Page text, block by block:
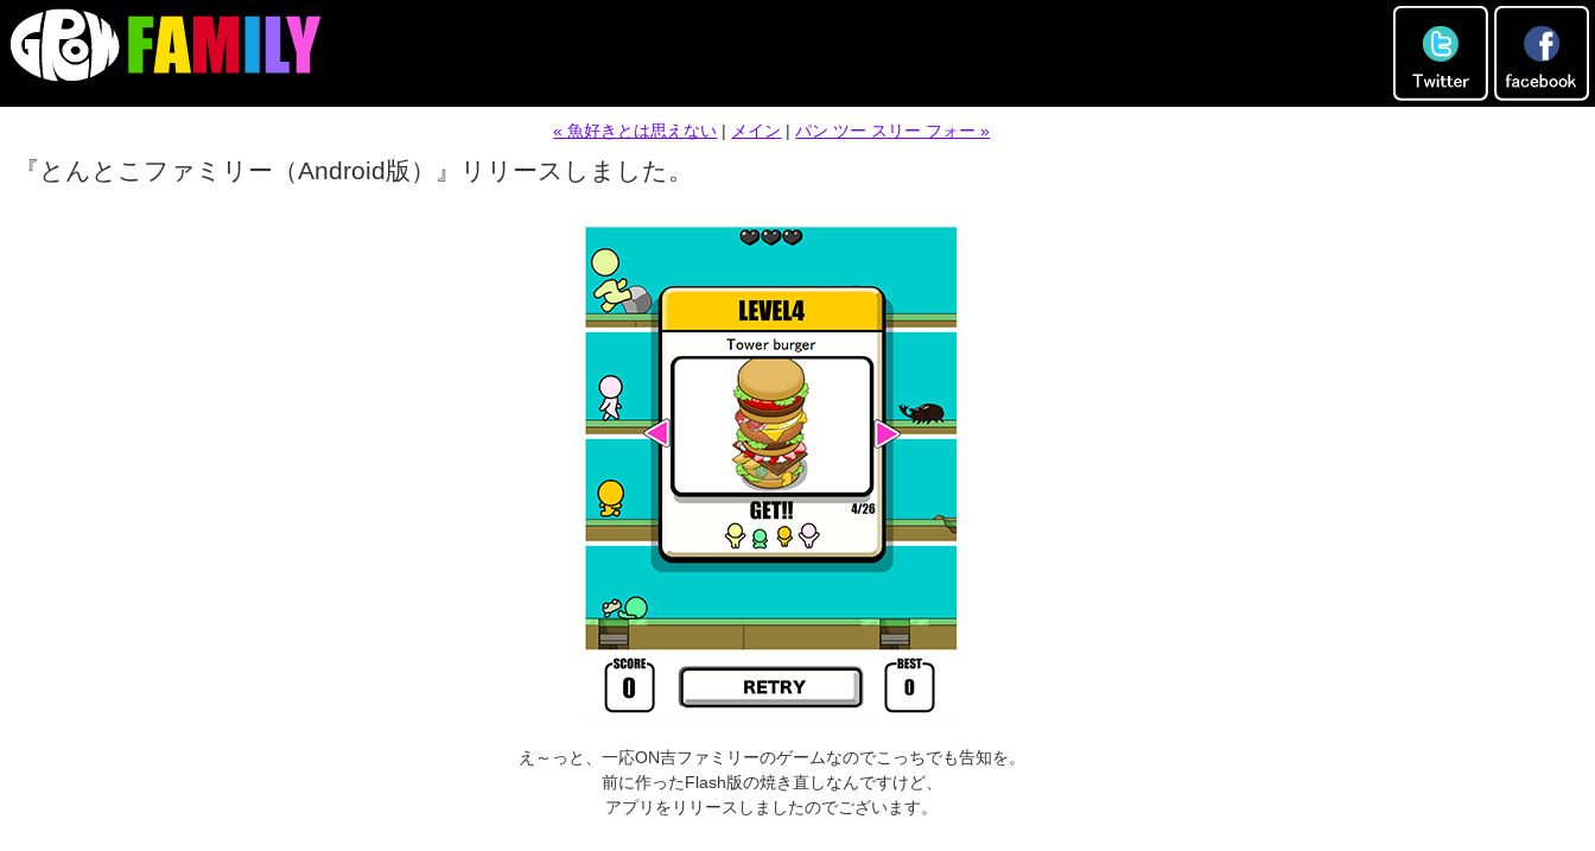
« 魚好きとは思えない | メイン |パン ツー スリー フォー »
『とんとこファミリー（Android版）』リリースしました。
え～っと、一応ON吉ファミリーのゲームなのでこっちでも告知を。
前に作ったFlash版の焼き直しなんですけど、
アプリをリリースしましたのでございます。